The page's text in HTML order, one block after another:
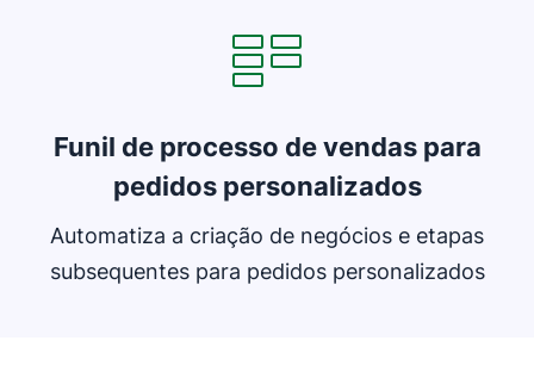
Funil de processo de vendas para
pedidos personalizados
Automatiza a criação de negócios e etapas
subsequentes para pedidos personalizados